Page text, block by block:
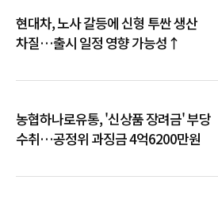
현대차, 노사 갈등에 신형 투싼 생산
차질…출시 일정 영향 가능성↑
농협하나로유통, '신상품 장려금' 부당
수취…공정위 과징금 4억6200만원